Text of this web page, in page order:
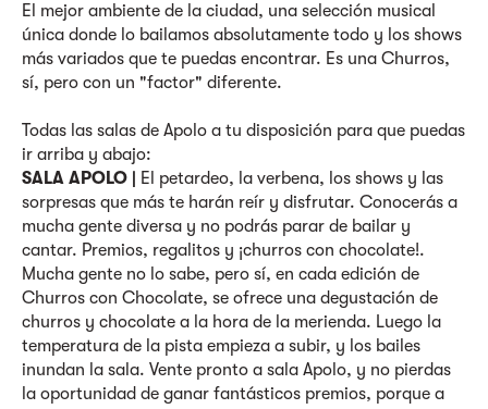
El mejor ambiente de la ciudad, una selección musical
única donde lo bailamos absolutamente todo y los shows
más variados que te puedas encontrar. Es una Churros,
sí, pero con un "factor" diferente.
Todas las salas de Apolo a tu disposición para que puedas
ir arriba y abajo:
SALA APOLO | El petardeo, la verbena, los shows y las
sorpresas que más te harán reír y disfrutar. Conocerás a
mucha gente diversa y no podrás parar de bailar y
cantar. Premios, regalitos y ¡churros con chocolate!.
Mucha gente no lo sabe, pero sí, en cada edición de
Churros con Chocolate, se ofrece una degustación de
churros y chocolate a la hora de la merienda. Luego la
temperatura de la pista empieza a subir, y los bailes
inundan la sala. Vente pronto a sala Apolo, y no pierdas
la oportunidad de ganar fantásticos premios, porque a